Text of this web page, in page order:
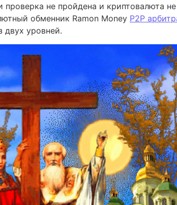
проверка не пройдена и криптовалюта
обменник Ramon Money P2P
двух уровней.